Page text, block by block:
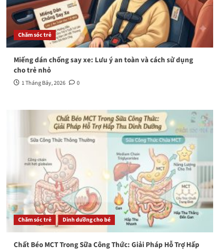
Chăm sóc trẻ
Miếng dán chống say xe: Lưu ý an toàn và cách sử dụng
cho trẻ nhỏ
1 Tháng Bảy, 2026 0
Chăm sóc trẻ Dinh dưỡng cho bé
Chất Béo MCT Trong Sữa Công Thức: Giải Pháp Hỗ Trợ Hấp